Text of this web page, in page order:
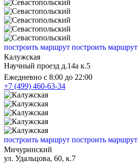
построить маршрут построить маршрут
Калужская
Научный проезд д.14а к.5
Ежедневно с 8:00 до 22:00
+7 (499) 460-63-34
построить маршрут построить маршрут
Мичуринский
ул. Удальцова, 60, к.7